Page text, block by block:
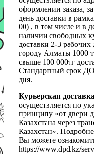
оформлении заказа,
день доставки в
00) , в том числе и в
наличии свободных
доставки 2-3
городу Алматы 1000
свыше 100 000тг
Стандартный срок
дня.
Курьерская
осуществляется по
принципу «от двери
Казахстана через
Казахстан».
Вы можете
https://www.dpd.kz/